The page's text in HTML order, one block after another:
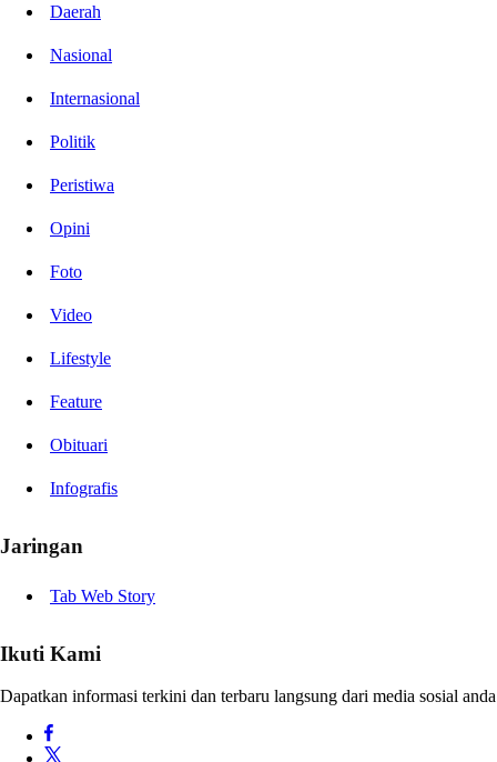
Daerah
Nasional
Internasional
Politik
Peristiwa
Opini
Foto
Video
Lifestyle
Feature
Obituari
Infografis
Jaringan
Tab Web Story
Ikuti Kami
Dapatkan informasi terkini dan terbaru langsung dari media sosial anda